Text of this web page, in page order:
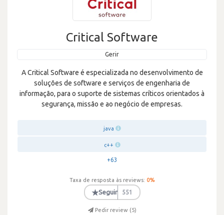
Critical Software
Gerir
A Critical Software é especializada no desenvolvimento de
soluções de software e serviços de engenharia de
informação, para o suporte de sistemas críticos orientados à
segurança, missão e ao negócio de empresas.
java
c++
+63
Taxa de resposta às reviews: 0%
★Seguir 551
Pedir review (5)